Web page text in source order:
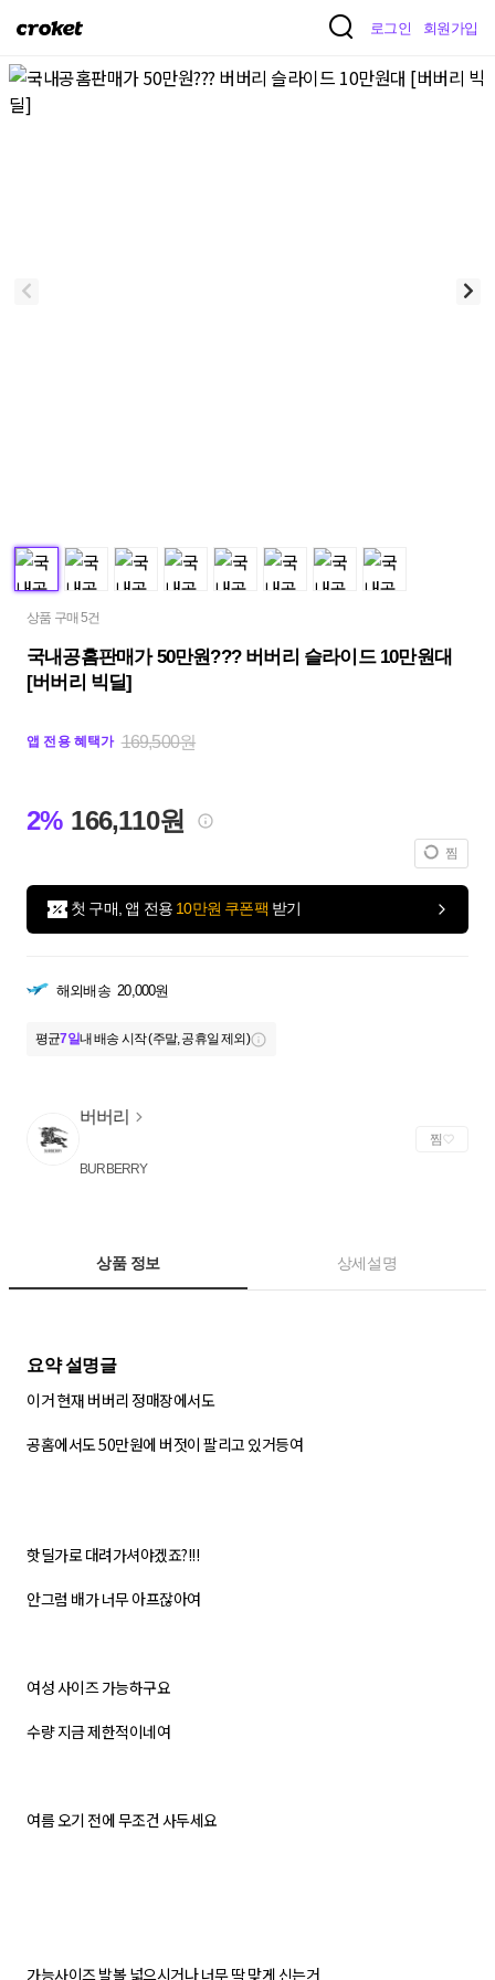
크
켓
로그인 회원가입
상품 구매 5건
국내공홈판매가 50만원??? 버버리 슬라이드 10만원대
[버버리 빅딜]
앱 전용 혜택가 169,500원
2% 166,110원
찜
첫 구매, 앱 전용 10만원 쿠폰팩 받기
해외배송 20,000원
평균7일내 배송 시작 (주말, 공휴일 제외)
버버리
BURBERRY
찜
상품 정보 상세설명
요약 설명글
이거 현재 버버리 정매장에서도
공홈에서도 50만원에 버젓이 팔리고 있거등여
핫딜가로 대려가셔야겠죠?!!!
안그럼 배가 너무 아프잖아여
여성 사이즈 가능하구요
수량 지금 제한적이네여
여름 오기 전에 무조건 사두세요
가능사이즈 발볼 넓으시거나 너무 딱 맞게 신는거